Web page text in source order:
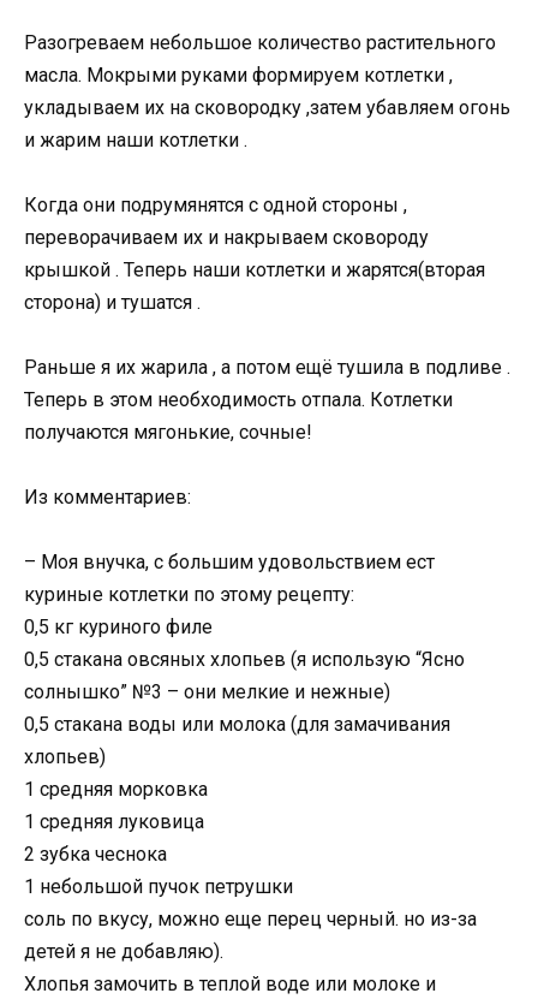
Разогреваем небольшое количество растительного
масла. Мокрыми руками формируем котлетки ,
укладываем их на сковородку ,затем убавляем огонь
и жарим наши котлетки .
Когда они подрумянятся с одной стороны ,
переворачиваем их и накрываем сковороду
крышкой . Теперь наши котлетки и жарятся(вторая
сторона) и тушатся .
Раньше я их жарила , а потом ещё тушила в подливе .
Теперь в этом необходимость отпала. Котлетки
получаются мягонькие, сочные!
Из комментариев:
– Моя внучка, с большим удовольствием ест
куриные котлетки по этому рецепту:
0,5 кг куриного филе
0,5 стакана овсяных хлопьев (я использую “Ясно
солнышко” №3 – они мелкие и нежные)
0,5 стакана воды или молока (для замачивания
хлопьев)
1 средняя морковка
1 средняя луковица
2 зубка чеснока
1 небольшой пучок петрушки
соль по вкусу, можно еще перец черный. но из-за
детей я не добавляю).
Хлопья замочить в теплой воде или молоке и